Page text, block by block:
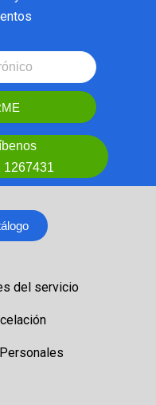
1267431
del servicio